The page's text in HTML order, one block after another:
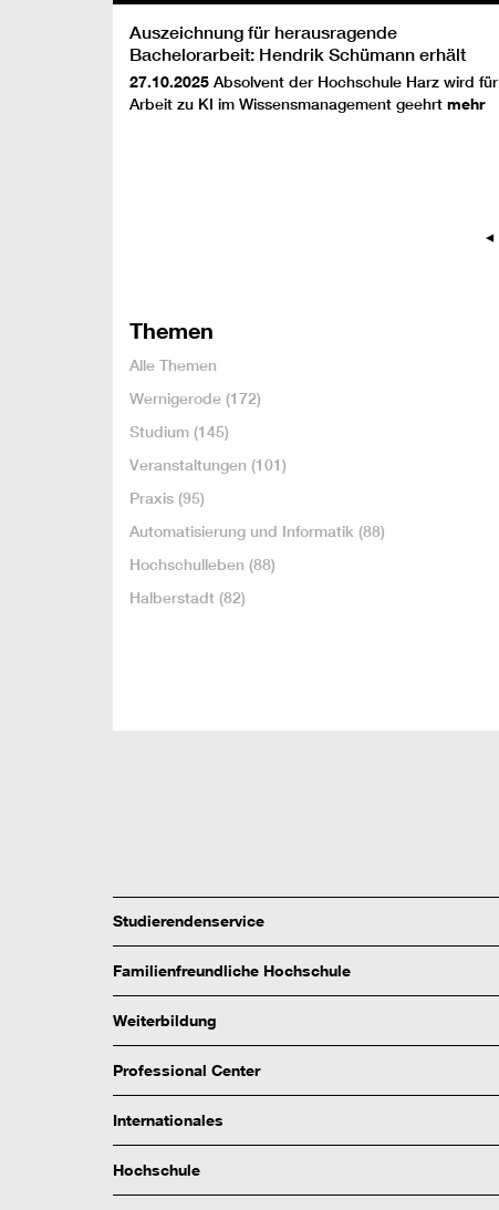
Auszeichnung für herausragende
Bachelorarbeit: Hendrik Schümann erhält
RKHöD-NEGZ-Sonderpreis
27.10.2025 Absolvent der Hochschule Harz wird für
Arbeit zu KI im Wissensmanagement geehrt mehr
Themen
Alle Themen
Wernigerode (172)
Studium (145)
Veranstaltungen (101)
Praxis (95)
Automatisierung und Informatik (88)
Hochschulleben (88)
Halberstadt (82)
Studierendenservice
Familienfreundliche Hochschule
Weiterbildung
Professional Center
Internationales
Hochschule